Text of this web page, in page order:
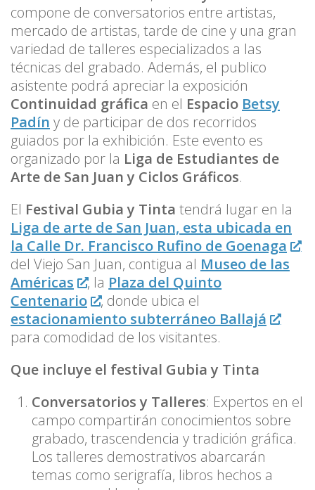
compone de conversatorios entre artistas,
mercado de artistas, tarde de cine y una gran
variedad de talleres especializados a las
técnicas del grabado. Además, el publico
asistente podrá apreciar la exposición
Continuidad gráfica en el Espacio Betsy
Padín y de participar de dos recorridos
guiados por la exhibición. Este evento es
organizado por la Liga de Estudiantes de
Arte de San Juan y Ciclos Gráficos.
El Festival Gubia y Tinta tendrá lugar en la
Liga de arte de San Juan, esta ubicada en
la Calle Dr. Francisco Rufino de Goenaga
del Viejo San Juan, contigua al Museo de las
Américas
, la Plaza del Quinto
Centenario
, donde ubica el
estacionamiento subterráneo Ballajá
para comodidad de los visitantes.
Que incluye el festival Gubia y Tinta
Conversatorios y Talleres: Expertos en el
campo compartirán conocimientos sobre
grabado, trascendencia y tradición gráfica.
Los talleres demostrativos abarcarán
temas como serigrafía, libros hechos a